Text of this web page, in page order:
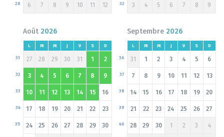
6
28 7 8 9 10 11 12 3
32 4 5 6 7 8 9
Août 2026
L M M J V S D
27
31 28 29 30 31 1 2
3
32 4 5 6 7 8 9
10
33 11 12 13 14 15 16
17
34 18 19 20 21 22 23
24
35 25 26 27 28 29 30
Septembre 2026
L M M J V S D
31
36 1 2 3 4 5 6
7
37 8 9 10 11 12 13
14
38 15 16 17 18 19 20
21
39 22 23 24 25 26 27
28
40 29 30 1 2 3 4